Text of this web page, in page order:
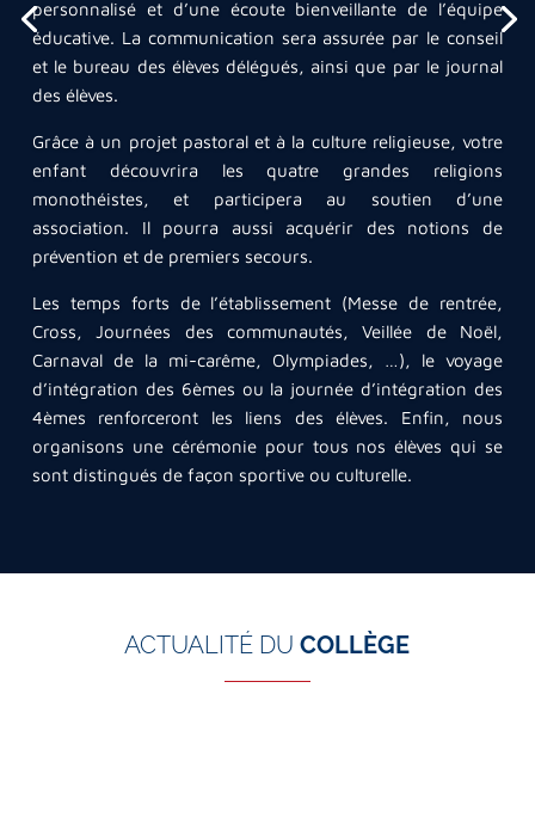
personnalisé et d’une écoute bienveillante de l’équipe
éducative. La communication sera assurée par le conseil
et le bureau des élèves délégués, ainsi que par le journal
des élèves.
Grâce à un projet pastoral et à la culture religieuse, votre
enfant découvrira les quatre grandes religions
monothéistes, et participera au soutien d’une
association. Il pourra aussi acquérir des notions de
prévention et de premiers secours.
Les temps forts de l’établissement (Messe de rentrée,
Cross, Journées des communautés, Veillée de Noël,
Carnaval de la mi-carême, Olympiades, …), le voyage
d’intégration des 6èmes ou la journée d’intégration des
4èmes renforceront les liens des élèves. Enfin, nous
organisons une cérémonie pour tous nos élèves qui se
sont distingués de façon sportive ou culturelle.
le mercredi:
– de 08h05 à 12h15.
Untemps de lecture
d’une rencontre individualisée avec le chef
d’établissement ou son adjoint lors de son inscription.
Nous réservons un accueil spécifique des nouveaux avant
pédagogique lui permettra une intégration totale. Nous
organisons également des cérémonies de remise des
insignes aux élèves de 6e ainsi qu’aux nouveaux
arrivants professeurs et élèves.
détails notamment lors de la journée portes ouvertes ou
au cours de visites guidées organisées par nos élèves.
– Anglais (LV1),
– Allemand (LV1 ou LV2),
– Espagnol (LV1 ou LV2).
de 6e.
La deuxième langue arrive en classe de 5e : choix entre
Espagnol et Allemand.
Il est également possible de choisir deux LV1 en 6e :
de classe Bilangue.
ACTUALITÉ DUCOLLÈGE